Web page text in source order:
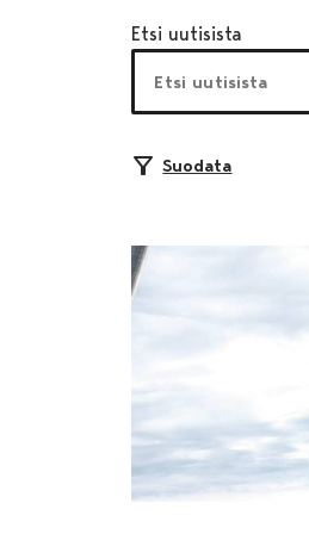
Etsi uutisista
Suodata